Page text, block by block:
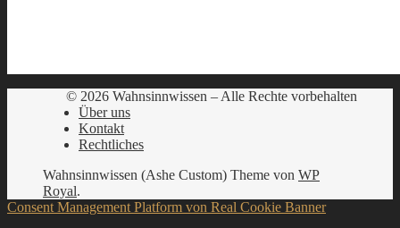
© 2026 Wahnsinnwissen – Alle Rechte vorbehalten
Über uns
Kontakt
Rechtliches
Wahnsinnwissen (Ashe Custom) Theme von WP
Royal.
Consent Management Platform von Real Cookie Banner